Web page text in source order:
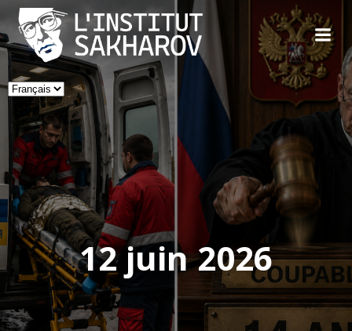
Skip
to
content
Choisir
langue
12 juin 2026